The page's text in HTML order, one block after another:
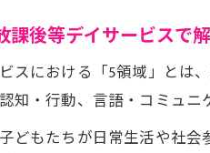
課後等デイサービスで
スにおける「5領域」とは
知・行動、言語・コミュニ
どもたちが日常生活や社